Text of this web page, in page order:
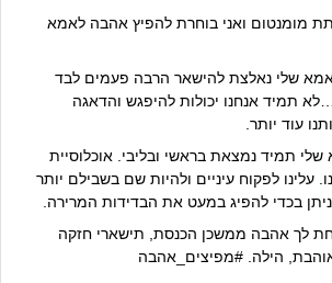
מומנטום ואני בוחרת להפיץ אהבה לאמא
שלי נאלצת להישאר הרבה פעמים לבד
תמיד אנחנו יכולות להיפגש והדאגה
עוד יותר.
תמיד נמצאת בראשי ובליבי. אוכלוסיית
עלינו לפקוח עיניים ולהיות שם בשבילם יותר
בכדי להפיג במעט את הבדידות המרירה.
לך אהבה ממשכן הכנסת, תישארי חזקה
הילה. #מפיצים_אהבה